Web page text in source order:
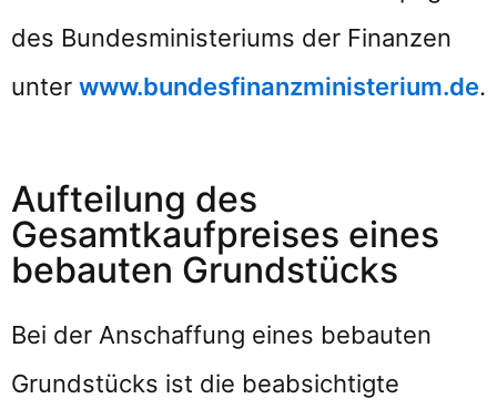
des Bundesministeriums der Finanzen
unter www.bundesfinanzministerium.de.
Aufteilung des
Gesamtkaufpreises eines
bebauten Grundstücks
Bei der Anschaffung eines bebauten
Grundstücks ist die beabsichtigte